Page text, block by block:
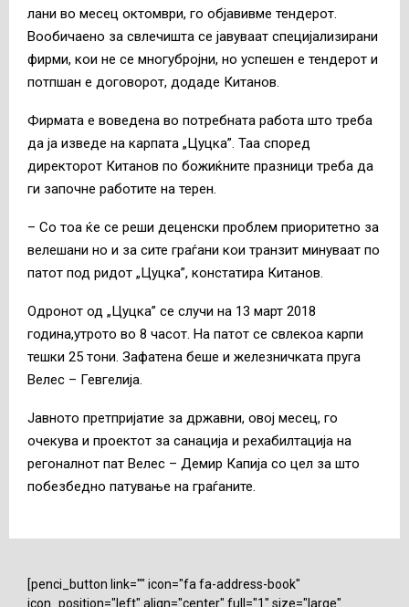
лани во месец октомври, го објавивме тендерот.
Вообичаено за свлечишта се јавуваат специјализирани
фирми, кои не се многубројни, но успешен е тендерот и
потпшан е договорот, додаде Китанов.
Фирмата е воведена во потребната работа што треба
да ја изведе на карпата „Цуцка”. Таа според
директорот Китанов по божиќните празници треба да
ги започне работите на терен.
– Со тоа ќе се реши деценски проблем приоритетно за
велешани но и за сите граѓани кои транзит минуваат по
патот под ридот „Цуцка”, констатира Китанов.
Одронот од „Цуцка” се случи на 13 март 2018
година,утрото во 8 часот. На патот се свлекоа карпи
тешки 25 тони. Зафатена беше и железничката пруга
Велес – Гевгелија.
Јавното претпријатие за државни, овој месец, го
очекува и проектот за санација и рехабилтација на
регоналнот пат Велес – Демир Капија со цел за што
побезбедно патување на граѓаните.
[penci_button link="" icon="fa fa-address-book"
icon_position="left" align="center" full="1" size="large"